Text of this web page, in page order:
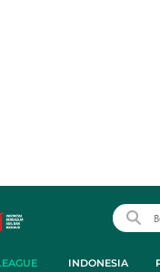
INDONESIA